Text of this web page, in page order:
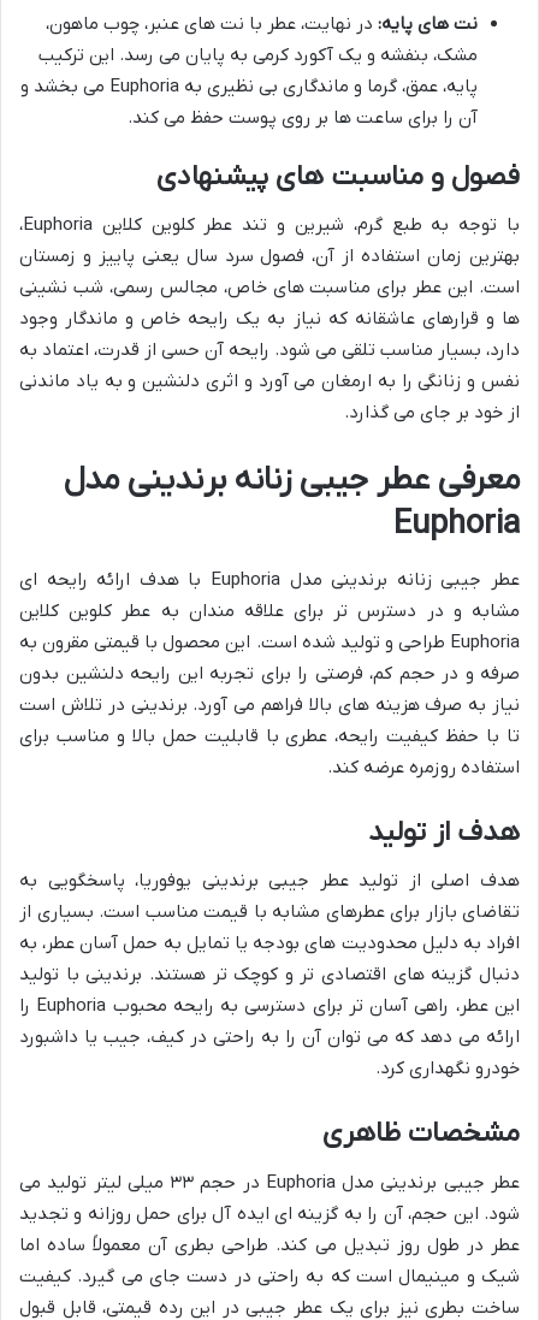
نت های پایه: در نهایت، عطر با نت های عنبر، چوب ماهون،
مشک، بنفشه و یک آکورد کرمی به پایان می رسد. این ترکیب
پایه، عمق، گرما و ماندگاری بی نظیری به Euphoria می بخشد و
آن را برای ساعت ها بر روی پوست حفظ می کند.
فصول و مناسبت های پیشنهادی
با توجه به طبع گرم، شیرین و تند عطر کلوین کلاین Euphoria،
بهترین زمان استفاده از آن، فصول سرد سال یعنی پاییز و زمستان
است. این عطر برای مناسبت های خاص، مجالس رسمی، شب نشینی
ها و قرارهای عاشقانه که نیاز به یک رایحه خاص و ماندگار وجود
دارد، بسیار مناسب تلقی می شود. رایحه آن حسی از قدرت، اعتماد به
نفس و زنانگی را به ارمغان می آورد و اثری دلنشین و به یاد ماندنی
از خود بر جای می گذارد.
معرفی عطر جیبی زنانه برندینی مدل
Euphoria
عطر جیبی زنانه برندینی مدل Euphoria با هدف ارائه رایحه ای
مشابه و در دسترس تر برای علاقه مندان به عطر کلوین کلاین
Euphoria طراحی و تولید شده است. این محصول با قیمتی مقرون به
صرفه و در حجم کم، فرصتی را برای تجربه این رایحه دلنشین بدون
نیاز به صرف هزینه های بالا فراهم می آورد. برندینی در تلاش است
تا با حفظ کیفیت رایحه، عطری با قابلیت حمل بالا و مناسب برای
استفاده روزمره عرضه کند.
هدف از تولید
هدف اصلی از تولید عطر جیبی برندینی یوفوریا، پاسخگویی به
تقاضای بازار برای عطرهای مشابه با قیمت مناسب است. بسیاری از
افراد به دلیل محدودیت های بودجه یا تمایل به حمل آسان عطر، به
دنبال گزینه های اقتصادی تر و کوچک تر هستند. برندینی با تولید
این عطر، راهی آسان تر برای دسترسی به رایحه محبوب Euphoria را
ارائه می دهد که می توان آن را به راحتی در کیف، جیب یا داشبورد
خودرو نگهداری کرد.
مشخصات ظاهری
عطر جیبی برندینی مدل Euphoria در حجم ۳۳ میلی لیتر تولید می
شود. این حجم، آن را به گزینه ای ایده آل برای حمل روزانه و تجدید
عطر در طول روز تبدیل می کند. طراحی بطری آن معمولاً ساده اما
شیک و مینیمال است که به راحتی در دست جای می گیرد. کیفیت
ساخت بطری نیز برای یک عطر جیبی در این رده قیمتی، قابل قبول